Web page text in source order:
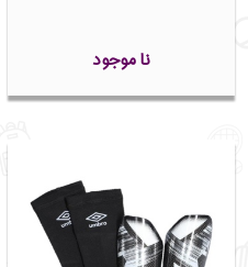
نا موجود